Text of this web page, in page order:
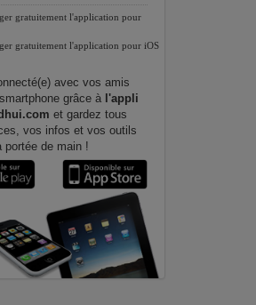
gratuitement l'application pour
gratuitement l'application pour iOS
avec vos amis
grâce à l'appli
et gardez tous
vos infos et vos outils
portée de main !